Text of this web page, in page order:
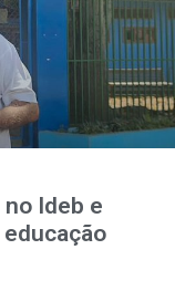
no Ideb e